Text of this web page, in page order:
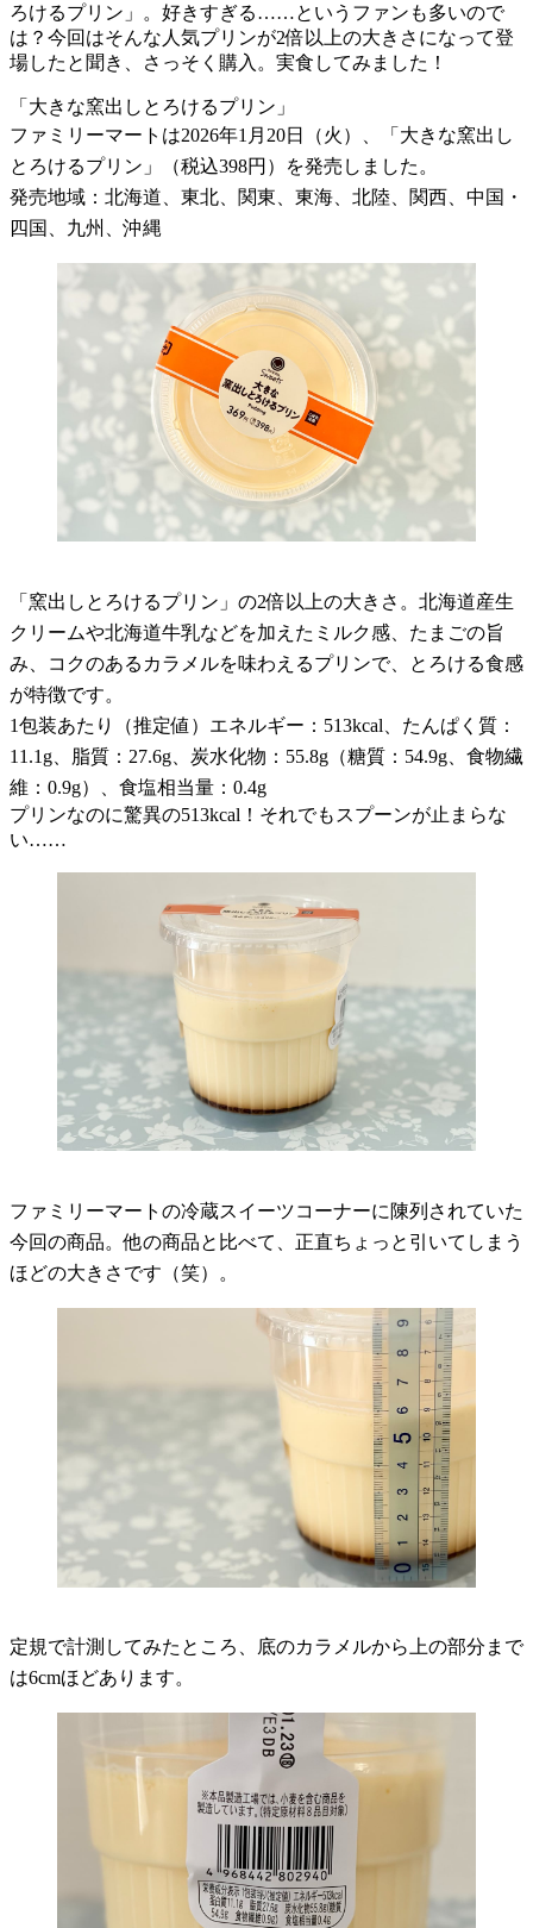
ろけるプリン」。好きすぎる……というファンも多いので
は？今回はそんな人気プリンが2倍以上の大きさになって登
場したと聞き、さっそく購入。実食してみました！
「大きな窯出しとろけるプリン」
ファミリーマートは2026年1月20日（火）、「大きな窯出し
とろけるプリン」（税込398円）を発売しました。
発売地域：北海道、東北、関東、東海、北陸、関西、中国・
四国、九州、沖縄
「窯出しとろけるプリン」の2倍以上の大きさ。北海道産生
クリームや北海道牛乳などを加えたミルク感、たまごの旨
み、コクのあるカラメルを味わえるプリンで、とろける食感
が特徴です。
1包装あたり（推定値）エネルギー：513kcal、たんぱく質：
11.1g、脂質：27.6g、炭水化物：55.8g（糖質：54.9g、食物繊
維：0.9g）、食塩相当量：0.4g
プリンなのに驚異の513kcal！それでもスプーンが止まらな
い……
ファミリーマートの冷蔵スイーツコーナーに陳列されていた
今回の商品。他の商品と比べて、正直ちょっと引いてしまう
ほどの大きさです（笑）。
定規で計測してみたところ、底のカラメルから上の部分まで
は6cmほどあります。